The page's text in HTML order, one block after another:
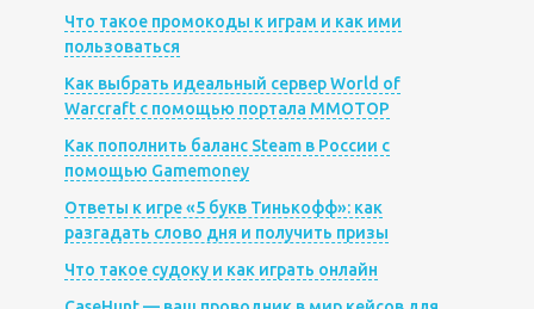
Что такое промокоды к играм и как ими
пользоваться
Как выбрать идеальный сервер World of
Warcraft с помощью портала MMOTOP
Как пополнить баланс Steam в России с
помощью Gamemoney
Ответы к игре «5 букв Тинькофф»: как
разгадать слово дня и получить призы
Что такое судоку и как играть онлайн